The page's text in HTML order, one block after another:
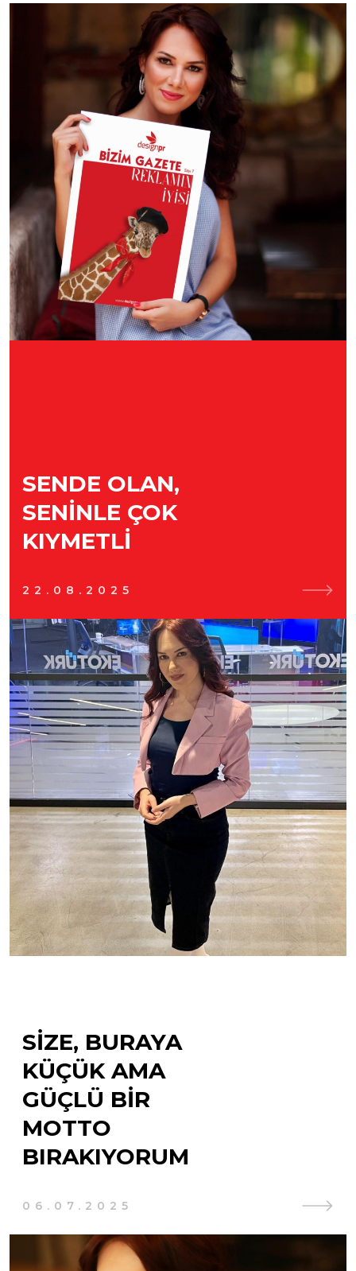
SENDE OLAN,
SENINLE ÇOK
KIYMETLI
22.08.2025
SIZE, BURAYA
KÜÇÜK AMA
GÜÇLÜ BIR
MOTTO
BIRAKIYORUM
06.07.2025